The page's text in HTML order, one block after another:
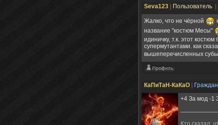
Seva123 Пользователь
Жалко, что не чёрной
название "костюм Месы"
идиничку, т.к. этот
супермутантами. как
вышеперечисленных
КаПиТаН-КаКаО
+4 За мод -1
Кто сказал,